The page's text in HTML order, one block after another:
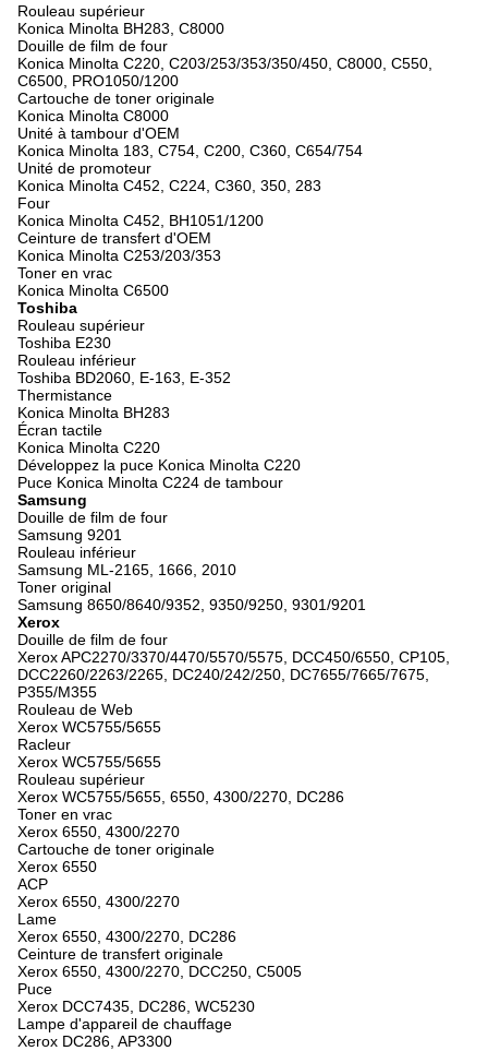
Rouleau supérieur
Konica Minolta BH283, C8000
Douille de film de four
Konica Minolta C220, C203/253/353/350/450, C8000, C550,
C6500, PRO1050/1200
Cartouche de toner originale
Konica Minolta C8000
Unité à tambour d'OEM
Konica Minolta 183, C754, C200, C360, C654/754
Unité de promoteur
Konica Minolta C452, C224, C360, 350, 283
Four
Konica Minolta C452, BH1051/1200
Ceinture de transfert d'OEM
Konica Minolta C253/203/353
Toner en vrac
Konica Minolta C6500
Toshiba
Rouleau supérieur
Toshiba E230
Rouleau inférieur
Toshiba BD2060, E-163, E-352
Thermistance
Konica Minolta BH283
Écran tactile
Konica Minolta C220
Développez la puce Konica Minolta C220
Puce Konica Minolta C224 de tambour
Samsung
Douille de film de four
Samsung 9201
Rouleau inférieur
Samsung ML-2165, 1666, 2010
Toner original
Samsung 8650/8640/9352, 9350/9250, 9301/9201
Xerox
Douille de film de four
Xerox APC2270/3370/4470/5570/5575, DCC450/6550, CP105,
DCC2260/2263/2265, DC240/242/250, DC7655/7665/7675,
P355/M355
Rouleau de Web
Xerox WC5755/5655
Racleur
Xerox WC5755/5655
Rouleau supérieur
Xerox WC5755/5655, 6550, 4300/2270, DC286
Toner en vrac
Xerox 6550, 4300/2270
Cartouche de toner originale
Xerox 6550
ACP
Xerox 6550, 4300/2270
Lame
Xerox 6550, 4300/2270, DC286
Ceinture de transfert originale
Xerox 6550, 4300/2270, DCC250, C5005
Puce
Xerox DCC7435, DC286, WC5230
Lampe d'appareil de chauffage
Xerox DC286, AP3300